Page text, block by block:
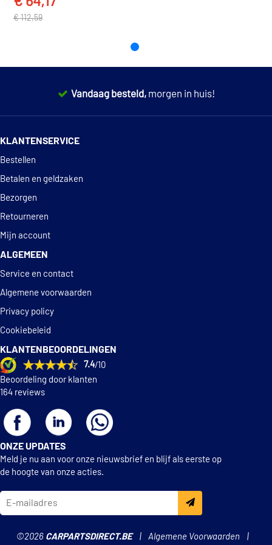
€ 112,59
Vandaag besteld, morgen in huis!
KLANTENSERVICE
Bestellen
Betalen en geldzaken
Bezorgen
Retourneren
Mijn account
ALGEMEEN
Service en contact
Algemene voorwaarden
Privacy policy
Cookiebeleid
KLANTENBEOORDELINGEN
7.4/10
Beoordeling door klanten
164 reviews
ONZE UPDATES
Meld je nu aan voor onze nieuwsbrief en blijf als eerste op
de hoogte van onze acties.
©2026 CARPARTSDIRECT.BE
Algemene Voorwaarden